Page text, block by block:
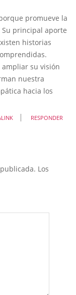
promueve la
principal aporte
historias
ampliar su visión
nuestra
hacia los
RESPONDER
Los